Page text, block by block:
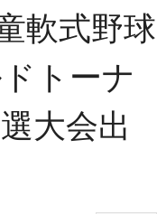
軟式野球
トーナ
大会出